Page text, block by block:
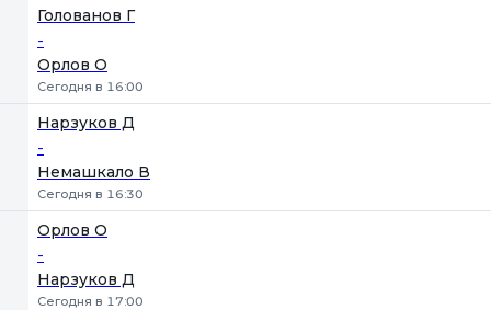
Голованов Г
-
Орлов О
Сегодня в 16:00
Нарзуков Д
-
Немашкало В
Сегодня в 16:30
Орлов О
-
Нарзуков Д
Сегодня в 17:00